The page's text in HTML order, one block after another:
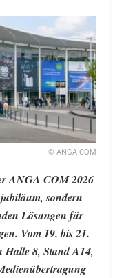
© ANGA COM
ANGA COM 2026
sondern
Lösungen für
Vom 19. bis 21.
Halle 8, Stand A14,